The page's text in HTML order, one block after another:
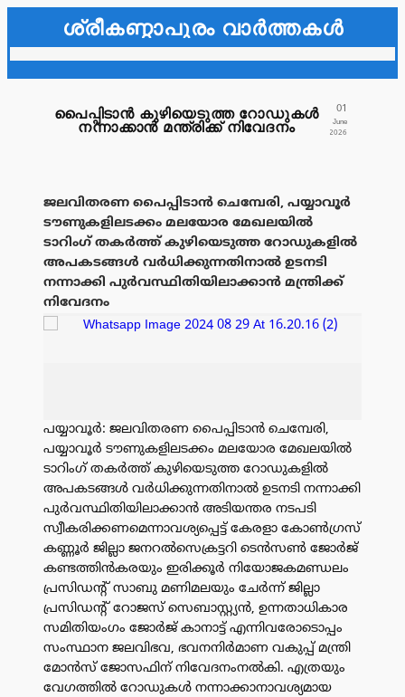
ശ്രീകണ്ഠാപുരം വാർത്തകൾ
പൈപ്പിടാൻ കുഴിയെടുത്ത റോഡുകൾ
നന്നാക്കാൻ മന്ത്രിക്ക് നിവേദനം
01
June
2026
ജലവിതരണ പൈപ്പിടാൻ ചെമ്പേരി, പയ്യാവൂർ
ടൗണുകളിലടക്കം മലയോര മേഖലയിൽ
ടാറിംഗ് തകർത്ത് കുഴിയെടുത്ത റോഡുകളിൽ
അപകടങ്ങൾ വർധിക്കുന്നതിനാൽ ഉടനടി
നന്നാക്കി പുർവസ്ഥിതിയിലാക്കാൻ മന്ത്രിക്ക്
നിവേദനം
പരസ്യം
പയ്യാവൂർ: ജലവിതരണ പൈപ്പിടാൻ ചെമ്പേരി,
പയ്യാവൂർ ടൗണുകളിലടക്കം മലയോര മേഖലയിൽ
ടാറിംഗ് തകർത്ത് കുഴിയെടുത്ത റോഡുകളിൽ
അപകടങ്ങൾ വർധിക്കുന്നതിനാൽ ഉടനടി നന്നാക്കി
പുർവസ്ഥിതിയിലാക്കാൻ അടിയന്തര നടപടി
സ്വീകരിക്കണമെന്നാവശ്യപ്പെട്ട് കേരളാ കോൺഗ്രസ്
കണ്ണൂർ ജില്ലാ ജനറൽസെക്രട്ടറി ടെൻസൺ ജോർജ്
കണ്ടത്തിൻകരയും ഇരിക്കൂർ നിയോജകമണ്ഡലം
പ്രസിഡൻ്റ് സാബു മണിമലയും ചേർന്ന് ജില്ലാ
പ്രസിഡൻ്റ് റോജസ് സെബാസ്റ്റ്യൻ, ഉന്നതാധികാര
സമിതിയംഗം ജോർജ് കാനാട്ട് എന്നിവരോടൊപ്പം
സംസ്ഥാന ജലവിഭവ, ഭവനനിർമാണ വകുപ്പ് മന്ത്രി
മോൻസ് ജോസഫിന് നിവേദനംനൽകി. എത്രയും
വേഗത്തിൽ റോഡുകൾ നന്നാക്കാനാവശ്യമായ